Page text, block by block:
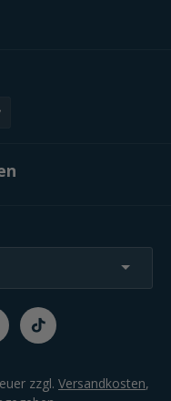
zzgl. Versandkosten,